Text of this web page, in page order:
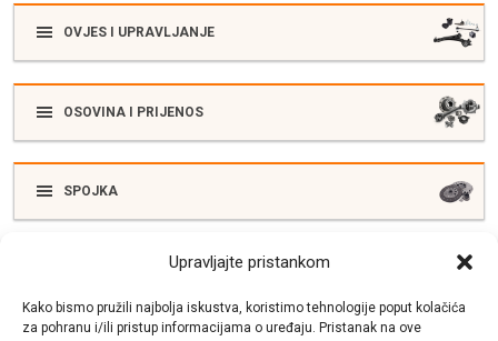
Upravljajte pristankom
Kako bismo pružili najbolja iskustva, koristimo tehnologije poput kolačića
za pohranu i/ili pristup informacijama o uređaju. Pristanak na ove
OVJES I UPRAVLJANJE
OSOVINA I PRIJENOS
SPOJKA